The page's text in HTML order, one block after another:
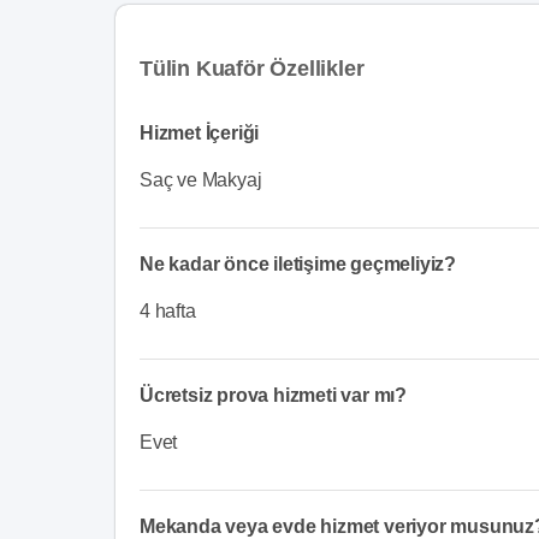
Tülin Kuaför Özellikler
Hizmet İçeriği
Saç ve Makyaj
Ne kadar önce iletişime geçmeliyiz?
4 hafta
Ücretsiz prova hizmeti var mı?
Evet
Mekanda veya evde hizmet veriyor